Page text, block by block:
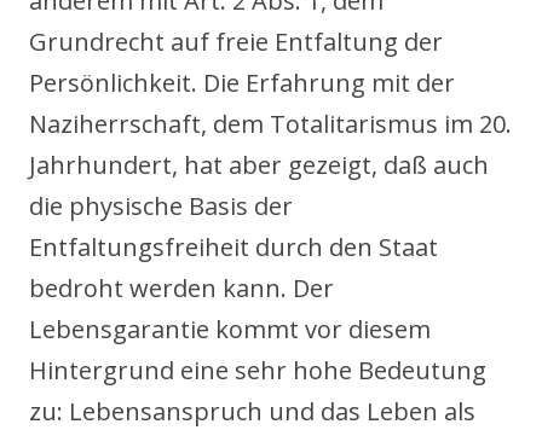
Grundrecht auf freie Entfaltung der
Persönlichkeit. Die Erfahrung mit der
Naziherrschaft, dem Totalitarismus im 20.
Jahrhundert, hat aber gezeigt, daß auch
die physische Basis der
Entfaltungsfreiheit durch den Staat
bedroht werden kann. Der
Lebensgarantie kommt vor diesem
Hintergrund eine sehr hohe Bedeutung
zu: Lebensanspruch und das Leben als